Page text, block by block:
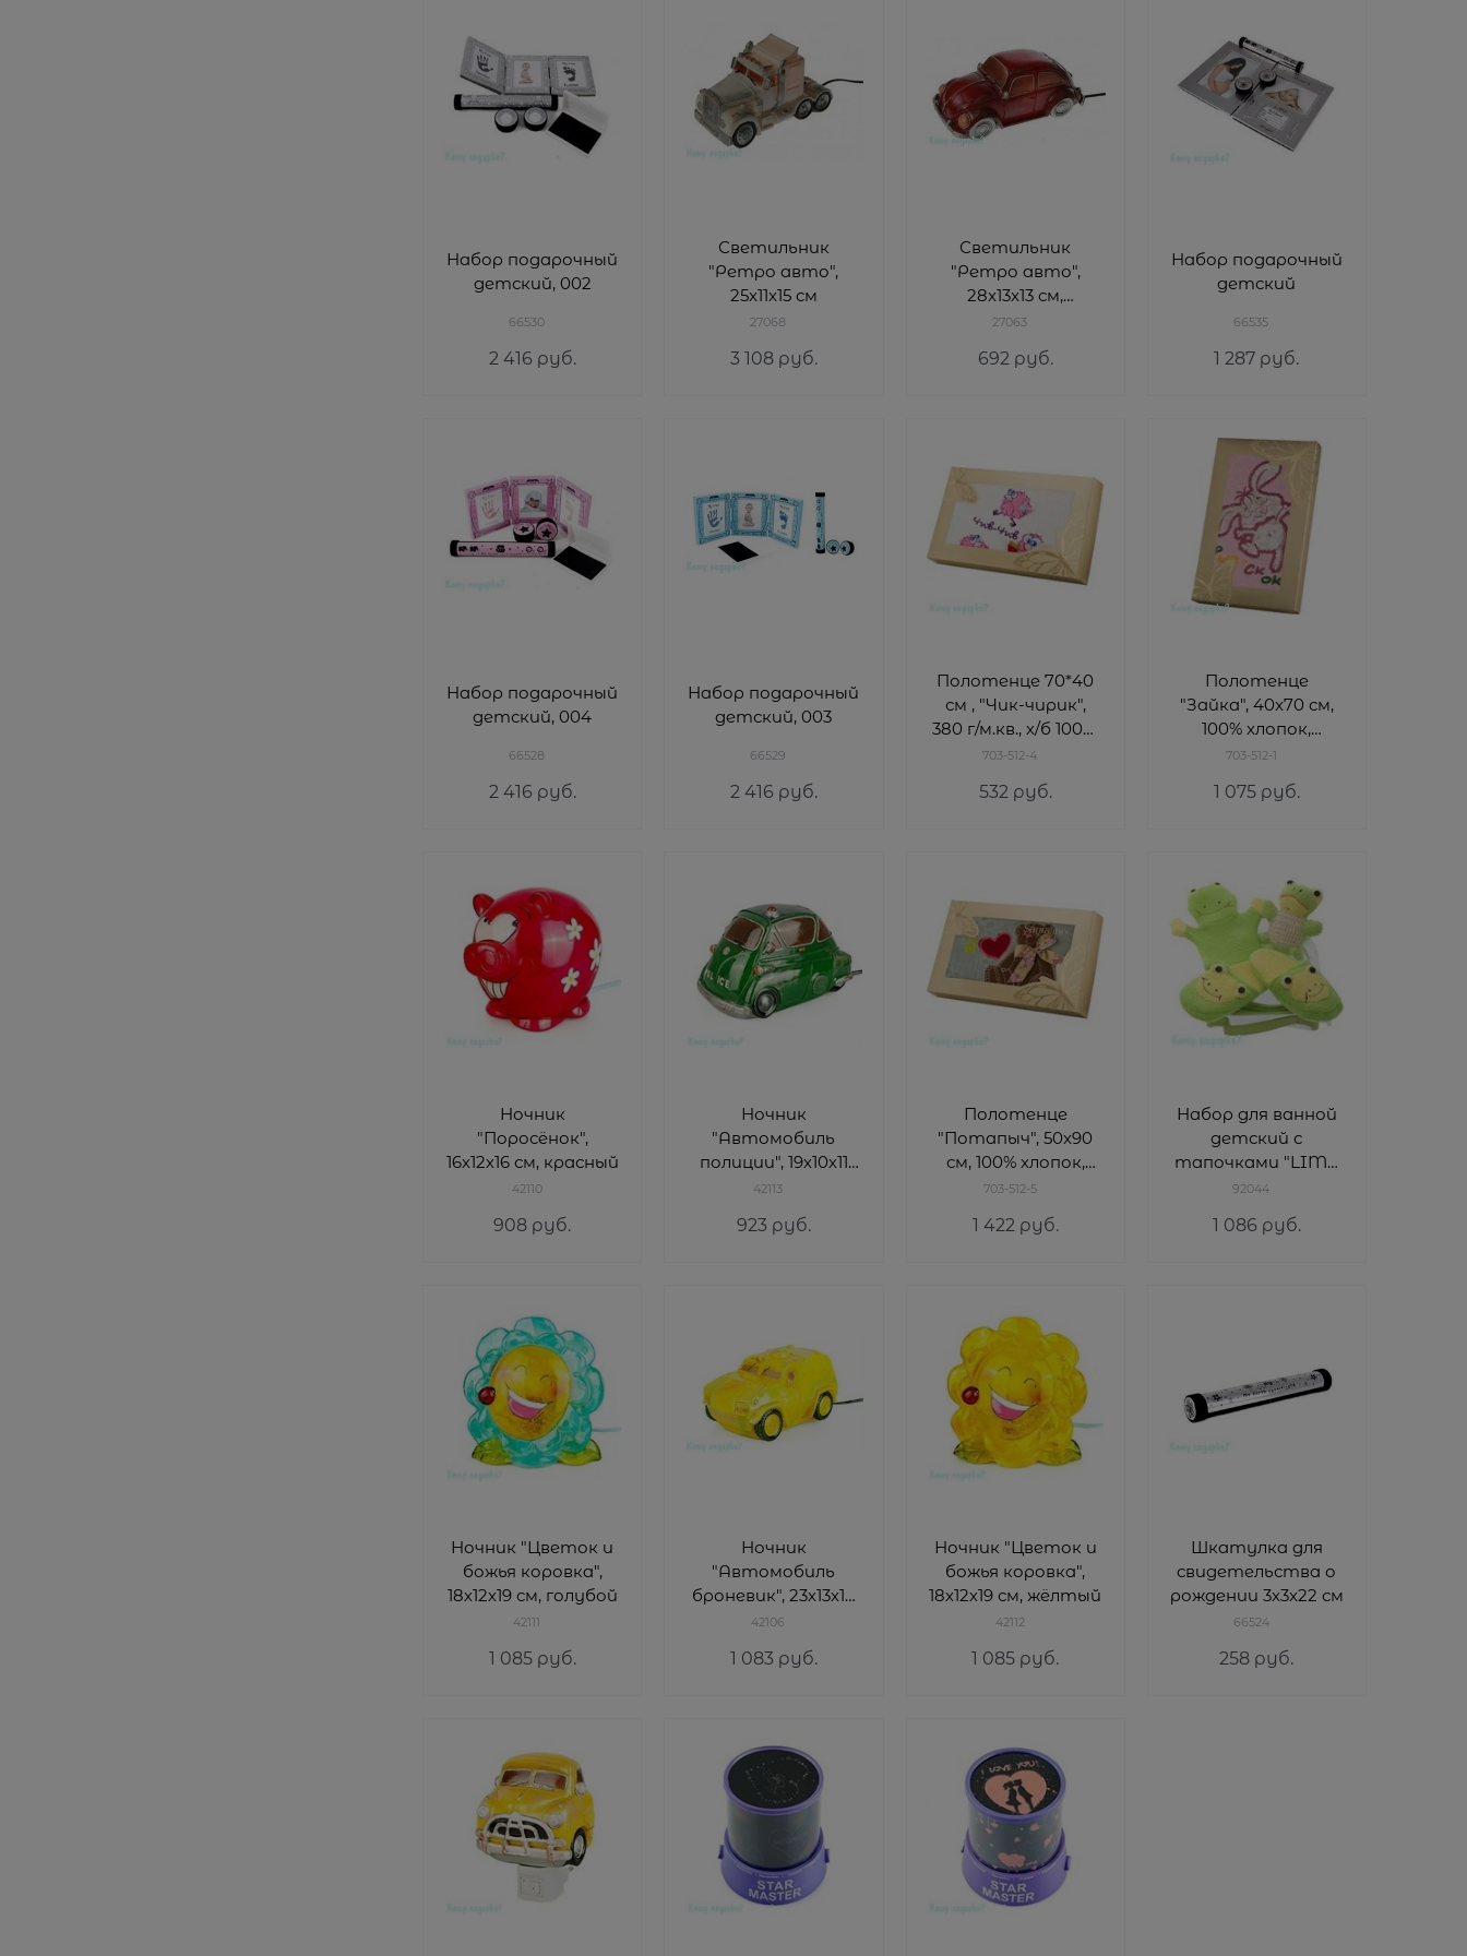
Набор подарочный
детский, 002
66530
2 416 руб.
Светильник
"Ретро авто",
25x11x15 см
27068
3 108 руб.
Светильник
"Ретро авто",
28x13x13 см,
красный
27063
692 руб.
Набор подарочный
детский
66535
1 287 руб.
Набор подарочный
детский, 004
66528
2 416 руб.
Набор подарочный
детский, 003
66529
2 416 руб.
Полотенце 70*40
см , "Чик-чирик",
380 г/м.кв., х/б 100%,
белый
703-512-4
532 руб.
Полотенце
"Зайка", 40x70 см,
100% хлопок,
розовый
703-512-1
1 075 руб.
Ночник
"Поросёнок",
16х12х16 см, красный
42110
908 руб.
Ночник
"Автомобиль
полиции", 19х10х11
см, зеленый
42113
923 руб.
Полотенце
"Потапыч", 50x90
см, 100% хлопок,
фисташка
703-512-5
1 422 руб.
Набор для ванной
детский с
тапочками "LIME
GREEN"
92044
1 086 руб.
Ночник "Цветок и
божья коровка",
18х12х19 см, голубой
42111
1 085 руб.
Ночник
"Автомобиль
броневик", 23х13х12
см, жёлтый
42106
1 083 руб.
Ночник "Цветок и
божья коровка",
18х12х19 см, жёлтый
42112
1 085 руб.
Шкатулка для
свидетельства о
рождении 3x3x22 см
66524
258 руб.